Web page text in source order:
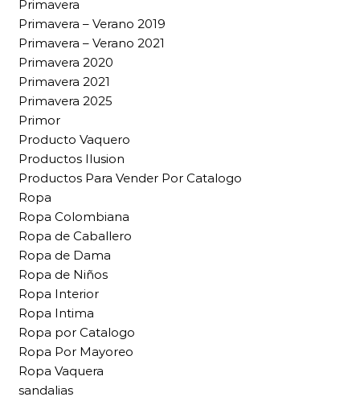
Primavera
Primavera – Verano 2019
Primavera – Verano 2021
Primavera 2020
Primavera 2021
Primavera 2025
Primor
Producto Vaquero
Productos Ilusion
Productos Para Vender Por Catalogo
Ropa
Ropa Colombiana
Ropa de Caballero
Ropa de Dama
Ropa de Niños
Ropa Interior
Ropa Intima
Ropa por Catalogo
Ropa Por Mayoreo
Ropa Vaquera
sandalias